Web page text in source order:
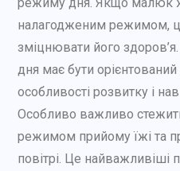
налагодженим режимом,
зміцнювати його
дня має бути орієнтований
особливості розвитку і
Особливо важливо
режимом прийому їжі та
повітрі. Це найважливіші